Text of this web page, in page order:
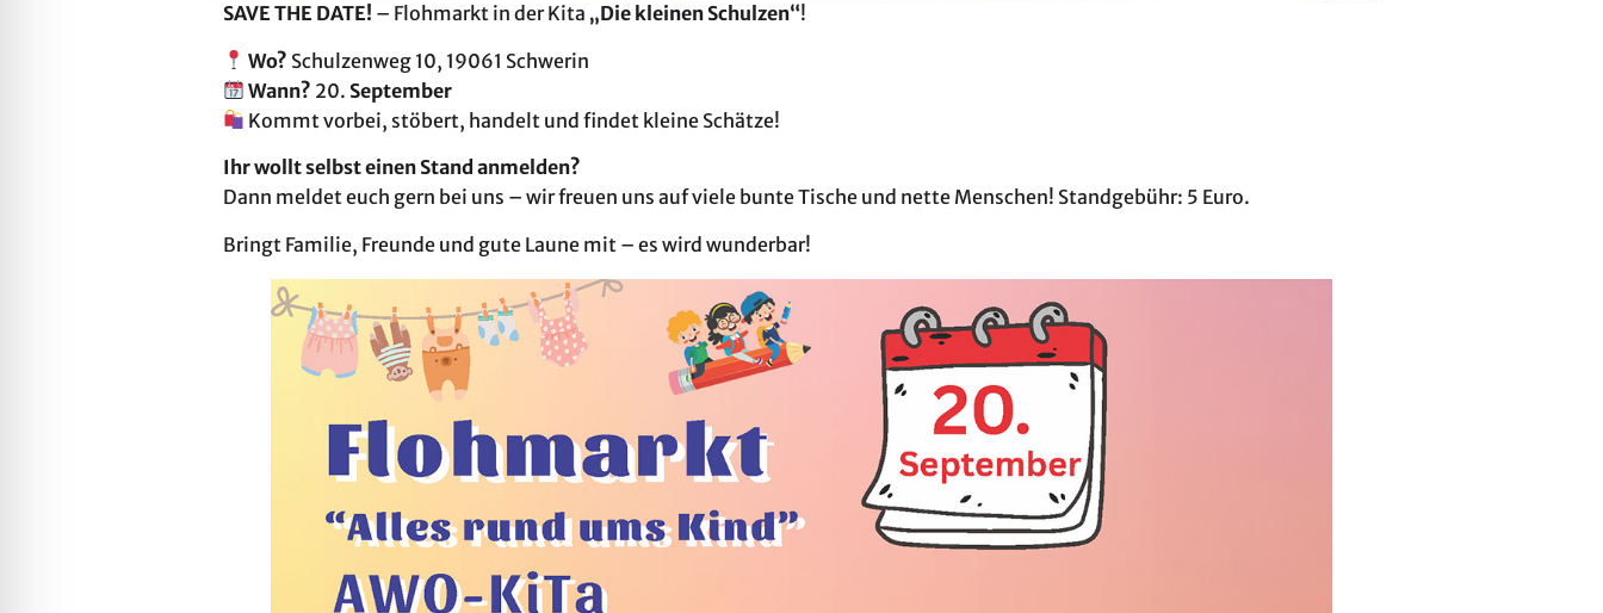
SAVE THE DATE! – Flohmarkt in der Kita „Die kleinen Schulzen“!
Wo? Schulzenweg 10, 19061 Schwerin
Wann? 20. September
Kommt vorbei, stöbert, handelt und findet kleine Schätze!
Ihr wollt selbst einen Stand anmelden?
Dann meldet euch gern bei uns – wir freuen uns auf viele bunte Tische und nette Menschen! Standgebühr: 5 Euro.
Bringt Familie, Freunde und gute Laune mit – es wird wunderbar!